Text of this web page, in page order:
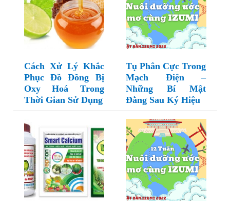
Cách Xử Lý Khắc
Phục Đồ Đồng Bị
Oxy Hoá Trong
Thời Gian Sử Dụng
Tụ Phân Cực Trong
Mạch Điện –
Những Bí Mật
Đằng Sau Ký Hiệu